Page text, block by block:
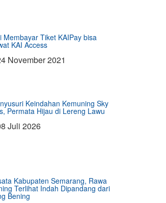
Membayar Tiket KAIPay bisa
KAI Access
November 2021
Keindahan Kemuning Sky
Permata Hijau di Lereng Lawu
Juli 2026
Kabupaten Semarang, Rawa
Terlihat Indah Dipandang dari
Bening